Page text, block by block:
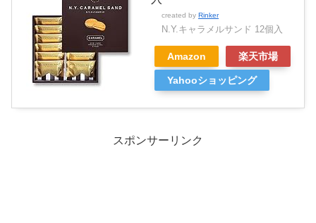
created by Rinker
N.Y.キャラメルサンド 12個入
Amazon 楽天市場
Yahooショッピング
スポンサーリンク